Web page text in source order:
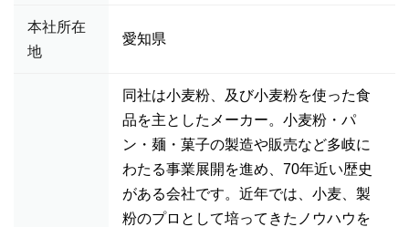
本社所在
地
愛知県
同社は小麦粉、及び小麦粉を使った食
品を主としたメーカー。小麦粉・パ
ン・麺・菓子の製造や販売など多岐に
わたる事業展開を進め、70年近い歴史
がある会社です。近年では、小麦、製
粉のプロとして培ってきたノウハウを